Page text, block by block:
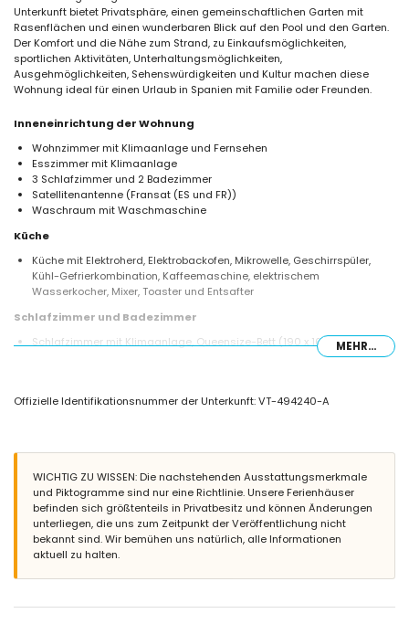
Unterkunft bietet Privatsphäre, einen gemeinschaftlichen Garten mit
Rasenflächen und einen wunderbaren Blick auf den Pool und den Garten.
Der Komfort und die Nähe zum Strand, zu Einkaufsmöglichkeiten,
sportlichen Aktivitäten, Unterhaltungsmöglichkeiten,
Ausgehmöglichkeiten, Sehenswürdigkeiten und Kultur machen diese
Wohnung ideal für einen Urlaub in Spanien mit Familie oder Freunden.
Inneneinrichtung der Wohnung
Wohnzimmer mit Klimaanlage und Fernsehen
Esszimmer mit Klimaanlage
3 Schlafzimmer und 2 Badezimmer
Satellitenantenne (Fransat (ES und FR))
Waschraum mit Waschmaschine
Küche
Küche mit Elektroherd, Elektrobackofen, Mikrowelle, Geschirrspüler,
Kühl-Gefrierkombination, Kaffeemaschine, elektrischem
Wasserkocher, Mixer, Toaster und Entsafter
Schlafzimmer und Badezimmer
Schlafzimmer mit Klimaanlage, Queensize-Bett (190 x 160 cm) und
Eigenes Badezimmer mit Doppelwaschbecken, Dusche, Bidet und
Großes und umzäuntes Grundstück
Gemeinschaftspool mit den Maßen 12 m x 6 m und 2 m tief
Kinderbecken
Gemeinschaftlicher Garten mit Rasenflächen
2 Terrassen, davon 1 überdacht
Außendusche
Privater, überdachter Parkplatz und 2 gemeinschaftliche Parkplätze
Weitere Informationen
MEHR...
Offizielle Identifikationsnummer der Unterkunft: VT-494240-A
WICHTIG ZU WISSEN: Die nachstehenden Ausstattungsmerkmale
und Piktogramme sind nur eine Richtlinie. Unsere Ferienhäuser
befinden sich größtenteils in Privatbesitz und können Änderungen
unterliegen, die uns zum Zeitpunkt der Veröffentlichung nicht
bekannt sind. Wir bemühen uns natürlich, alle Informationen
aktuell zu halten.